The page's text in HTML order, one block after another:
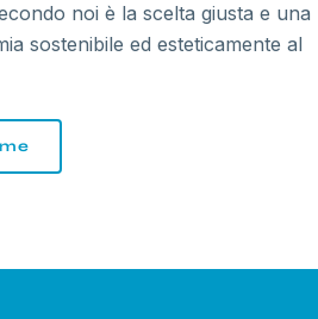
noi è la scelta giusta e una
sostenibile ed esteticamente al